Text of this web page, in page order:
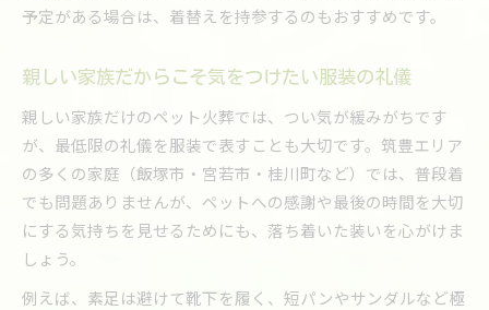
予定がある場合は、着替えを持参するのもおすすめです。
親しい家族だからこそ気をつけたい服装の礼儀
親しい家族だけのペット火葬では、つい気が緩みがちです
が、最低限の礼儀を服装で表すことも大切です。筑豊エリア
の多くの家庭（飯塚市・宮若市・桂川町など）では、普段着
でも問題ありませんが、ペットへの感謝や最後の時間を大切
にする気持ちを見せるためにも、落ち着いた装いを心がけま
しょう。
例えば、素足は避けて靴下を履く、短パンやサンダルなど極